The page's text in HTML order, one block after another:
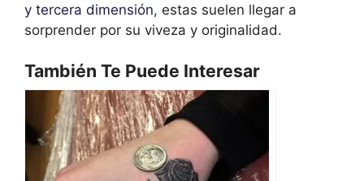
y tercera dimensión, estas suelen llegar a
sorprender por su viveza y originalidad.
También Te Puede Interesar